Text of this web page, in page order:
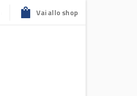
Vai allo shop